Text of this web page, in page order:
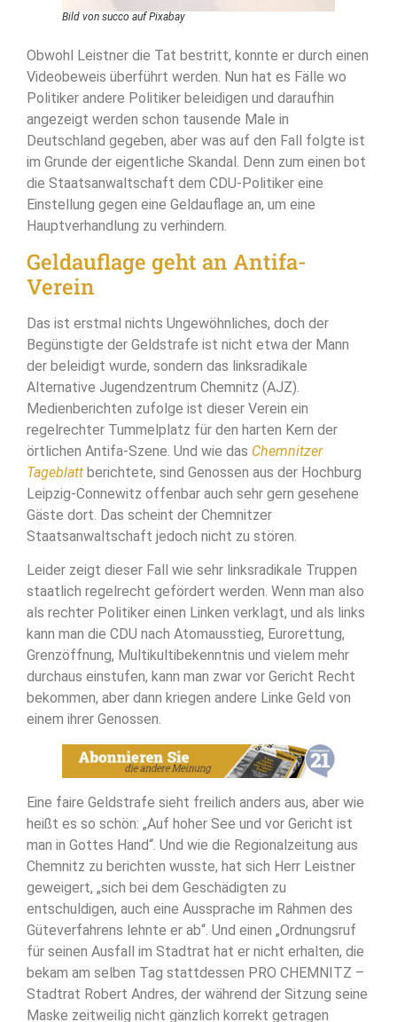
Bild von succo auf Pixabay
Obwohl Leistner die Tat bestritt, konnte er durch einen
Videobeweis überführt werden. Nun hat es Fälle wo
Politiker andere Politiker beleidigen und daraufhin
angezeigt werden schon tausende Male in
Deutschland gegeben, aber was auf den Fall folgte ist
im Grunde der eigentliche Skandal. Denn zum einen bot
die Staatsanwaltschaft dem CDU-Politiker eine
Einstellung gegen eine Geldauflage an, um eine
Hauptverhandlung zu verhindern.
Geldauflage geht an Antifa-
Verein
Das ist erstmal nichts Ungewöhnliches, doch der
Begünstigte der Geldstrafe ist nicht etwa der Mann
der beleidigt wurde, sondern das linksradikale
Alternative Jugendzentrum Chemnitz (AJZ).
Medienberichten zufolge ist dieser Verein ein
regelrechter Tummelplatz für den harten Kern der
örtlichen Antifa-Szene. Und wie das Chemnitzer
Tageblatt berichtete, sind Genossen aus der Hochburg
Leipzig-Connewitz offenbar auch sehr gern gesehene
Gäste dort. Das scheint der Chemnitzer
Staatsanwaltschaft jedoch nicht zu stören.
Leider zeigt dieser Fall wie sehr linksradikale Truppen
staatlich regelrecht gefördert werden. Wenn man also
als rechter Politiker einen Linken verklagt, und als links
kann man die CDU nach Atomausstieg, Eurorettung,
Grenzöffnung, Multikultibekenntnis und vielem mehr
durchaus einstufen, kann man zwar vor Gericht Recht
bekommen, aber dann kriegen andere Linke Geld von
einem ihrer Genossen.
Eine faire Geldstrafe sieht freilich anders aus, aber wie
heißt es so schön: „Auf hoher See und vor Gericht ist
man in Gottes Hand“. Und wie die Regionalzeitung aus
Chemnitz zu berichten wusste, hat sich Herr Leistner
geweigert, „sich bei dem Geschädigten zu
entschuldigen, auch eine Aussprache im Rahmen des
Güteverfahrens lehnte er ab“. Und einen „Ordnungsruf
für seinen Ausfall im Stadtrat hat er nicht erhalten, die
bekam am selben Tag stattdessen PRO CHEMNITZ –
Stadtrat Robert Andres, der während der Sitzung seine
Maske zeitweilig nicht gänzlich korrekt getragen